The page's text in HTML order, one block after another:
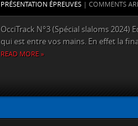
PRÉSENTATION ÉPREUVES | COMMENTS
OcciTrack N°3 (Spécial slaloms 2024)
qui est entre vos mains. En effet la
READ MORE »